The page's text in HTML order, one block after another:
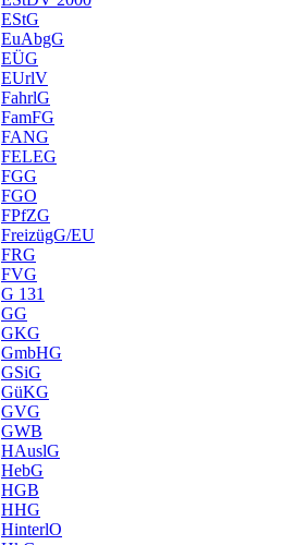
EStG
EuAbgG
EÜG
EUrlV
FahrlG
FamFG
FANG
FELEG
FGG
FGO
FPfZG
FreizügG/EU
FRG
FVG
G 131
GG
GKG
GmbHG
GSiG
GüKG
GVG
GWB
HAuslG
HebG
HGB
HHG
HinterlO